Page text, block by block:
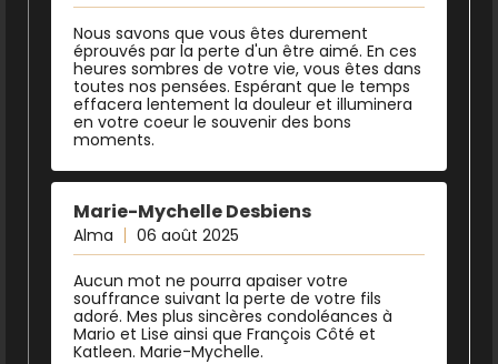
Nous savons que vous êtes durement
éprouvés par la perte d'un être aimé. En ces
heures sombres de votre vie, vous êtes dans
toutes nos pensées. Espérant que le temps
effacera lentement la douleur et illuminera
en votre coeur le souvenir des bons
moments.
Marie-Mychelle Desbiens
Alma 06 août 2025
Aucun mot ne pourra apaiser votre
souffrance suivant la perte de votre fils
adoré. Mes plus sincères condoléances à
Mario et Lise ainsi que François Côté et
Katleen. Marie-Mychelle.